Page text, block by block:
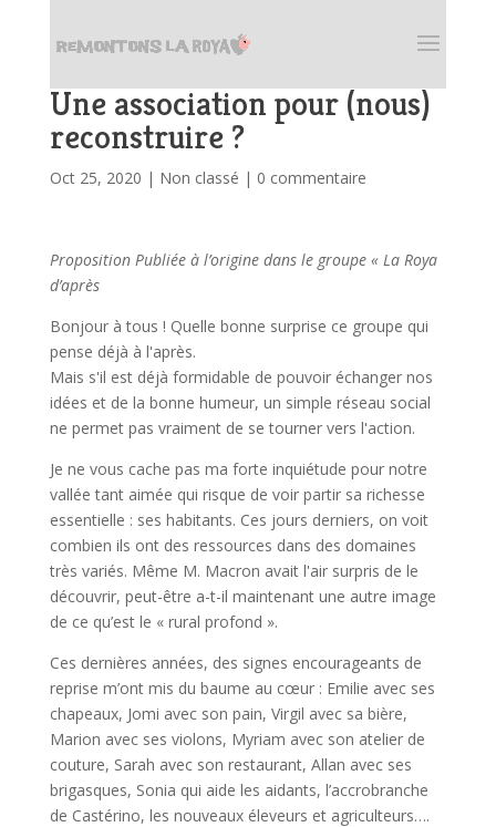
Une association pour (nous)
reconstruire ?
Oct 25, 2020 | Non classé | 0 commentaire
Proposition Publiée à l’origine dans le groupe « La Roya
d’après
Bonjour à tous ! Quelle bonne surprise ce groupe qui
pense déjà à l'après.
Mais s'il est déjà formidable de pouvoir échanger nos
idées et de la bonne humeur, un simple réseau social
ne permet pas vraiment de se tourner vers l'action.
Je ne vous cache pas ma forte inquiétude pour notre
vallée tant aimée qui risque de voir partir sa richesse
essentielle : ses habitants. Ces jours derniers, on voit
combien ils ont des ressources dans des domaines
très variés. Même M. Macron avait l'air surpris de le
découvrir, peut-être a-t-il maintenant une autre image
de ce qu’est le « rural profond ».
Ces dernières années, des signes encourageants de
reprise m’ont mis du baume au cœur : Emilie avec ses
chapeaux, Jomi avec son pain, Virgil avec sa bière,
Marion avec ses violons, Myriam avec son atelier de
couture, Sarah avec son restaurant, Allan avec ses
brigasques, Sonia qui aide les aidants, l’accrobranche
de Castérino, les nouveaux éleveurs et agriculteurs….